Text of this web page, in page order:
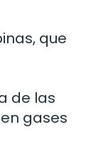
que
de las
gases